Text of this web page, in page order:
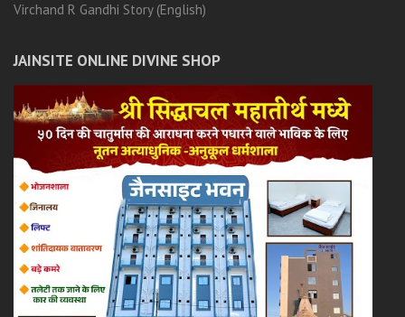
Virchand R Gandhi Story (English)
JAINSITE ONLINE DIVINE SHOP